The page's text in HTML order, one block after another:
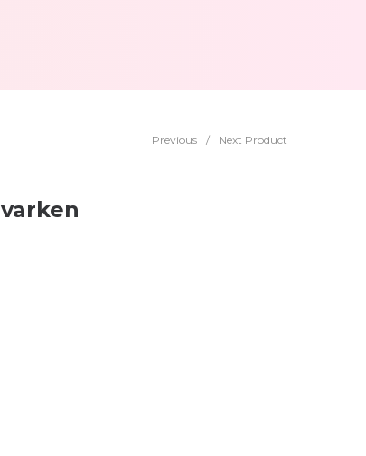
Previous / Next Product